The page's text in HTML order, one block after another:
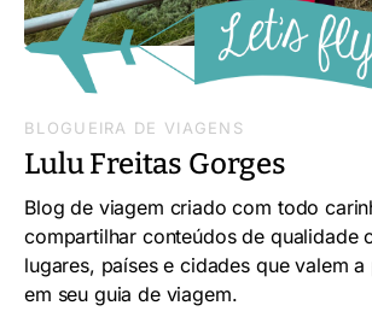
BLOGUEIRA DE VIAGENS
Lulu Freitas Gorges
Blog de viagem criado com todo
compartilhar conteúdos de qualidade
lugares, países e cidades que valem
em seu guia de viagem.